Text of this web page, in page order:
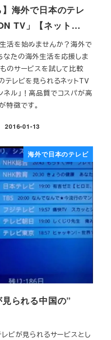
】海外で日本のテレ
TV」【ネット…
活を始めませんか？海外で
たの海外生活を応援しま
のサービスを試して比較
テレビを見られるネットTV
ネル」！高品質でコスパが高
特徴です。
投稿日
2016-01-13
海外で日本のテレビ
られる中国の”
ビが見られるサービスとし